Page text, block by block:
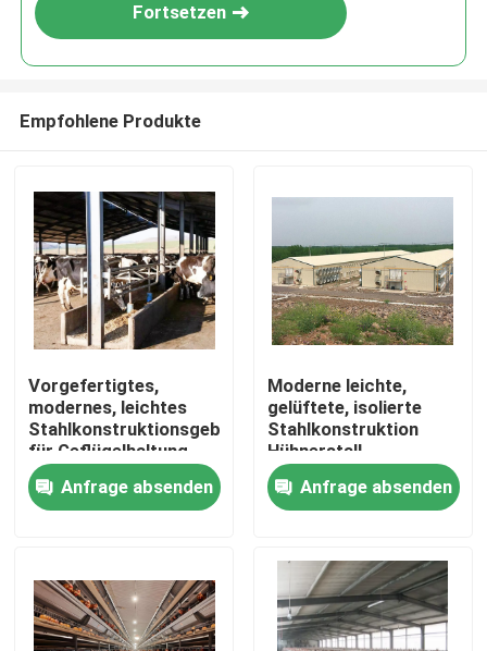
Haus
Produkte
Über uns
Fortsetzen
Empfohlene Produkte
Vorgefertigtes,
modernes, leichtes
Stahlkonstruktionsgebäude
für Geflügelhaltung,
Hühnerställe,
Viehställe
Anfrage absenden
Moderne leichte,
gelüftete, isolierte
Stahlkonstruktion
Hühnerstall
hocheffiziente
Geflügelzucht
Gewerbliche Zucht
Anfrage absenden